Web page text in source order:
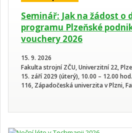
Seminář: Jak na žádost o
programu Plzeňské
vouchery 2026
15. 9. 2026
Fakulta strojní ZČU, Univerzitní 22,
15. září 2029 (úterý), 10.00 – 12.00
116, Západočeská univerzita v Plzni,